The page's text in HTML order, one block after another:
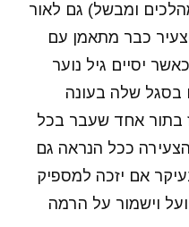
ומבשל) גם לאור
הצעיר כבר מתאמן עם
יסיים גיל נוער
בסגל שלה בעונה
בתור אחד שעבר בכל
ככל הנראה גם
אם יזכה למספיק
וישמור על הרמה